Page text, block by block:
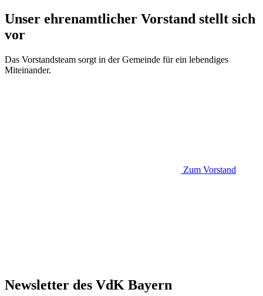
Unser ehrenamtlicher Vorstand stellt sich
vor
Das Vorstandsteam sorgt in der Gemeinde für ein lebendiges
Miteinander.
Zum Vorstand
Newsletter des VdK Bayern